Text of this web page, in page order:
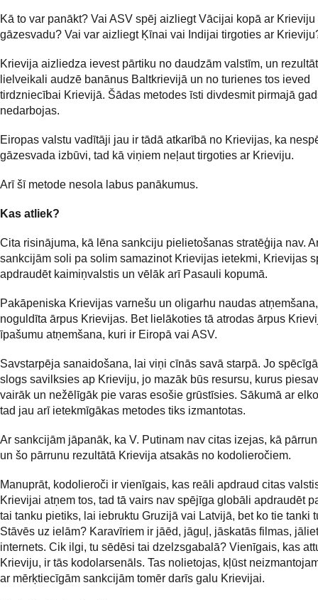
Kā to var panākt? Vai ASV spēj aizliegt Vācijai kopā ar Krieviju
gāzesvadu? Vai var aizliegt Ķīnai vai Indijai tirgoties ar
Krievija aizliedza ievest pārtiku no daudzām valstīm, un
lielveikali audzē banānus Baltkrievijā un no turienes tos ieved
tirdzniecībai Krievijā. Šādas metodes īsti divdesmit pirmajā
nedarbojas.
Eiropas valstu vadītāji jau ir tādā atkarībā no Krievijas, ka
gāzesvada izbūvi, tad kā viņiem neļaut tirgoties ar Krieviju.
Arī šī metode nesola labus panākumus.
Kas atliek?
Cita risinājuma, kā lēna sankciju pielietošanas stratēģija nav.
sankcijām soli pa solim samazinot Krievijas ietekmi, Krievijas
apdraudēt kaimiņvalstis un vēlāk arī Pasauli kopumā.
Pakāpeniska Krievijas varnešu un oligarhu naudas
noguldīta ārpus Krievijas. Bet lielākoties tā atrodas ārpus
īpašumu atņemšana, kuri ir Eiropā vai ASV.
Savstarpēja sanaidošana, lai viņi cīnās savā starpā. Jo
slogs savilksies ap Krieviju, jo mazāk būs resursu, kurus
vairāk un nežēlīgāk pie varas esošie grūstīsies. Sākumā ar
tad jau arī ietekmīgākas metodes tiks izmantotas.
Ar sankcijām jāpanāk, ka V. Putinam nav citas izejas, kā
un šo pārrunu rezultātā Krievija atsakās no kodolieročiem.
Manuprāt, kodolieroči ir vienīgais, kas reāli apdraud citas
Krievijai atņem tos, tad tā vairs nav spējīga globāli apdraudēt
tai tanku pietiks, lai iebruktu Gruzijā vai Latvijā, bet ko tie tanki
Stāvēs uz ielām? Karavīriem ir jāēd, jāguļ, jāskatās filmas,
internets. Cik ilgi, tu sēdēsi tai dzelzsgabalā? Vienīgais, kas
Krieviju, ir tās kodolarsenāls. Tas nolietojas, kļūst
ar mērķtiecīgām sankcijām tomēr darīs galu Krievijai.